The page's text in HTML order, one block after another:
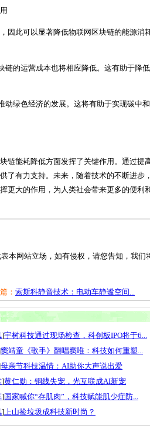
因此可以显著降低物联网区块链的能源消耗
链的运营成本也将相应降低。这有助于降
绿色经济的发展。这将有助于实现碳中和
链能耗降低方面发挥了关键作用。通过提
了有力支持。未来，随着技术的不断进步
更大的作用，为人类社会带来更多的便利
本网站立场，如有侵权，请您告知，我们
： 索斯科静音技术：电动车静谧空间...
]宇树科技通过现场检查，科创板IPO将于6...
窦靖童《歌手》翻唱窦唯：科技如何重塑...
母亲节科技温情：AI助你大声说出爱
]黄仁勋：铜线失宠，光互联成AI新宠
]国家喊你“存肌肉”，科技赋能肌少症防...
]上山捡垃圾成科技新时尚？